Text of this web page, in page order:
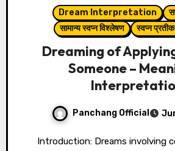
Dream Interpretation
सामान्य स्वप्न विश्लेषण
स्वप्न
Dreaming of
Someone –
Panchang Official
Introduction: Dreams involving colors are often